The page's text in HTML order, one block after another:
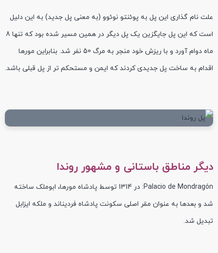
علت نام گذاری این پل به پوئنتو نوئوو (به معنی پل جدید) به این دلیل
است که این پل جایگزین یک پل دیگر در همین مسیر شده بود که تنها 8
ماه دوام آورد و با ریزش خود منجر به مرگ 50 نفر شد. بنابراین مورها
اقدام به ساخت پل جدیدی کردند که ایمن و مستحکم تر از پل قبلی باشد.
دیگر مناطق باستانی و مشهور روندا
Palacio de Mondragón: در 1314 توسط پادشاه مورها، ابوملک ساخته
شد و بعدها به عنوان مقر اصلی سکونت پادشاه فردیناند و ملکه ایزابل
تبدیل شد.